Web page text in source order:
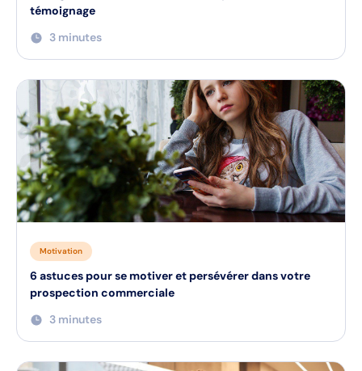
témoignage
3 minutes
Motivation
6 astuces pour se motiver et persévérer dans votre
prospection commerciale
3 minutes